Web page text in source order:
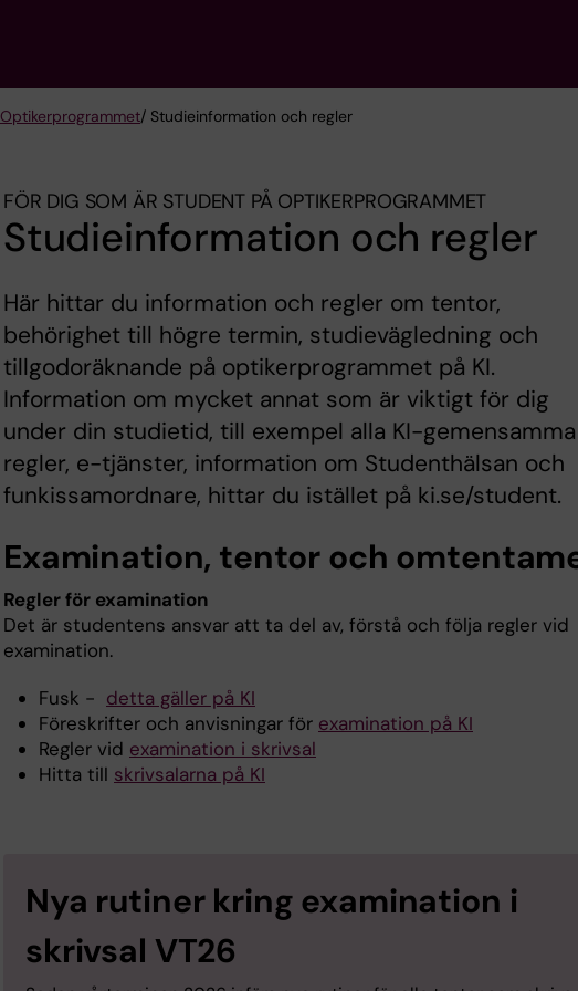
Optikerprogrammet/ Studieinformation och regler
FÖR DIG SOM ÄR STUDENT PÅ OPTIKERPROGRAMMET
Studieinformation och regler
Här hittar du information och regler om tentor,
behörighet till högre termin, studievägledning och
tillgodoräknande på optikerprogrammet på KI.
Information om mycket annat som är viktigt för dig
under din studietid, till exempel alla KI-gemensamma
regler, e-tjänster, information om Studenthälsan och
funkissamordnare, hittar du istället på ki.se/student.
Examination, tentor och
Regler för examination
Det är studentens ansvar att ta del av, förstå och följa regler vid
examination.
Fusk - detta gäller på KI
Föreskrifter och anvisningar för examination på KI
Regler vid examination i skrivsal
Hitta till skrivsalarna på KI
Nya rutiner kring examination i
skrivsal VT26